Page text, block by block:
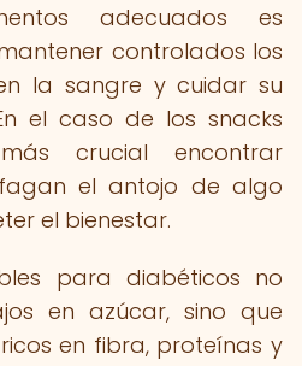
adecuados es
controlados los
la sangre y cuidar su
el caso de los snacks
crucial encontrar
el antojo de algo
el bienestar.
para diabéticos no
en azúcar, sino que
en fibra, proteínas y